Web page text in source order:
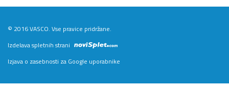
© 2016 VASCO. Vse pravice pridržane.
Izdelava spletnih strani
Izjava o zasebnosti za Google uporabnike